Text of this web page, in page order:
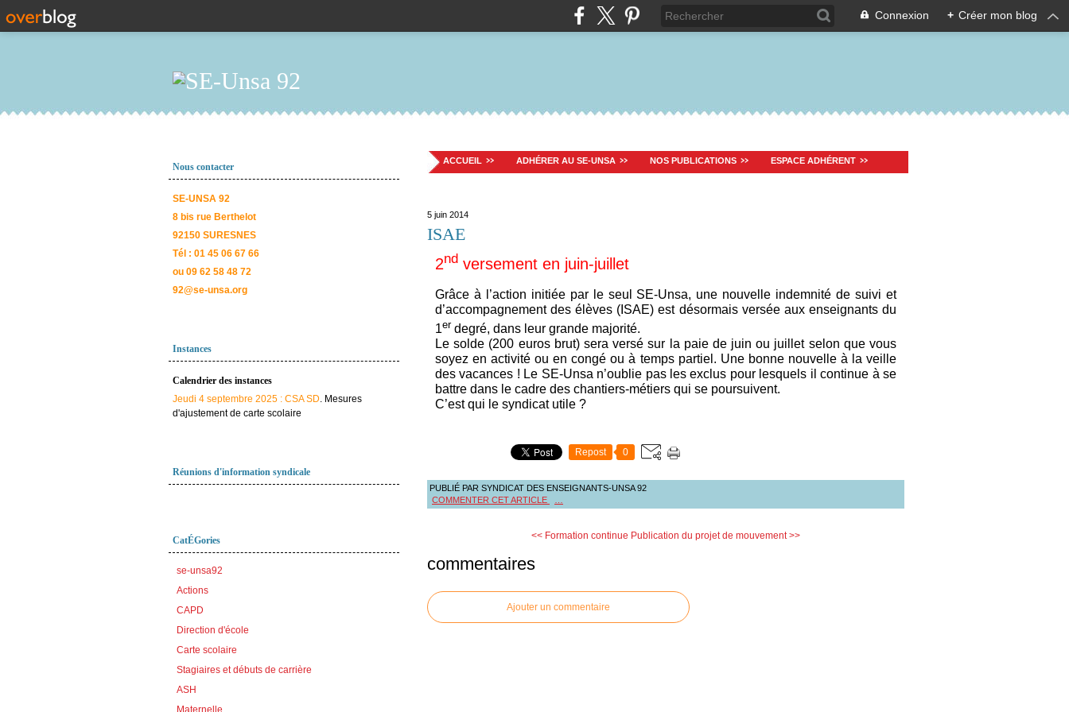
Connexion + Créer mon blog
Nous contacter
SE-UNSA 92
8 bis rue Berthelot
92150 SURESNES
Tél : 01 45 06 67 66
ou 09 62 58 48 72
92@se-unsa.org
Instances
Calendrier des instances
Jeudi 4 septembre 2025 : CSA SD. Mesures
d'ajustement de carte scolaire
Réunions d'information syndicale
CatÉGories
se-unsa92
Actions
CAPD
Direction d'école
Carte scolaire
Stagiaires et débuts de carrière
ASH
Maternelle
ACCUEIL ADHÉRER AU SE-UNSA NOS PUBLICATIONS ESPACE ADHÉRENT
5 juin 2014
ISAE
2nd versement en juin-juillet
Grâce à l’action initiée par le seul SE-Unsa, une nouvelle indemnité de suivi et
d’accompagnement des élèves (ISAE) est désormais versée aux enseignants du
1er degré, dans leur grande majorité.
Le solde (200 euros brut) sera versé sur la paie de juin ou juillet selon que vous
soyez en activité ou en congé ou à temps partiel. Une bonne nouvelle à la veille
des vacances ! Le SE-Unsa n’oublie pas les exclus pour lesquels il continue à se
battre dans le cadre des chantiers-métiers qui se poursuivent.
C’est qui le syndicat utile ?
Repost 0
PUBLIÉ PAR SYNDICAT DES ENSEIGNANTS-UNSA 92
COMMENTER CET ARTICLE
<< Formation continue Publication du projet de mouvement >>
commentaires
Ajouter un commentaire